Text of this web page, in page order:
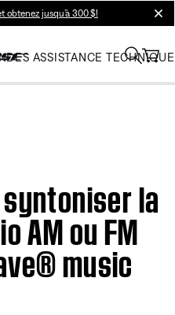
obtenez jusqu’à 300 $!
ASSISTANCE TECHNIQUE
la
AM ou FM
music